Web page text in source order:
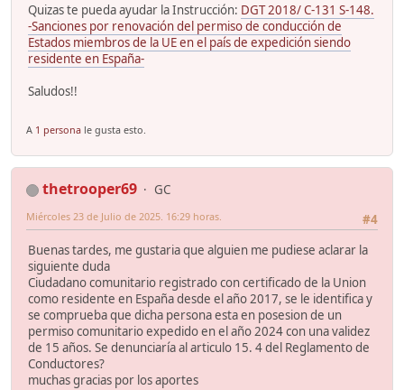
Quizas te pueda ayudar la Instrucción: DGT 2018/ C-131 S-148.
-Sanciones por renovación del permiso de conducción de
Estados miembros de la UE en el país de expedición siendo
residente en España-
Saludos!!
A 1 persona le gusta esto.
thetrooper69
GC
#4
Miércoles 23 de Julio de 2025. 16:29 horas.
Buenas tardes, me gustaria que alguien me pudiese aclarar la
siguiente duda
Ciudadano comunitario registrado con certificado de la Union
como residente en España desde el año 2017, se le identifica y
se comprueba que dicha persona esta en posesion de un
permiso comunitario expedido en el año 2024 con una validez
de 15 años. Se denunciaría al articulo 15. 4 del Reglamento de
Conductores?
muchas gracias por los aportes